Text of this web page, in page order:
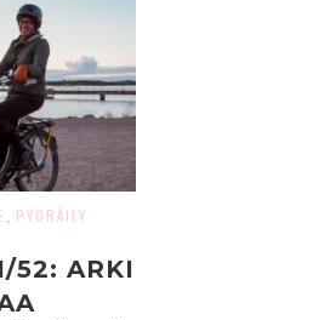
PYÖRÄILY
52: ARKI